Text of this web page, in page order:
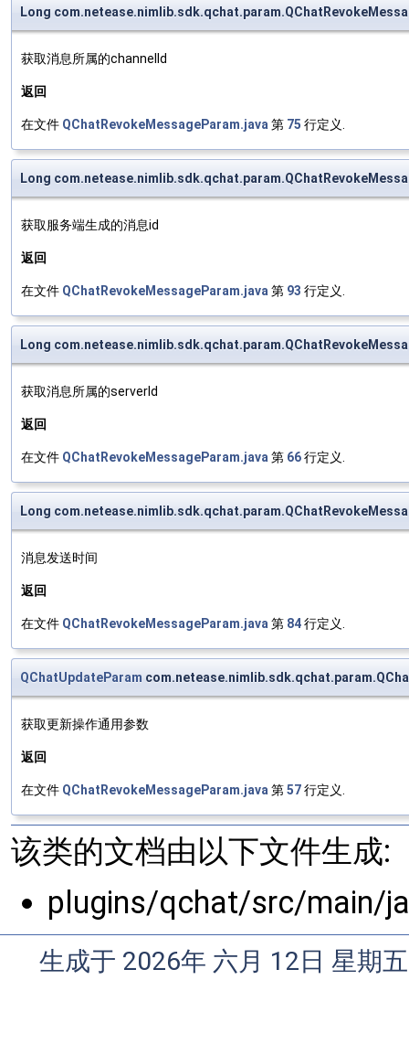
Long
获取消息所属的channelId
返回
在文件 QChatRevokeMessageParam.java 第 75 行定义.
Long
获取服务端生成的消息id
返回
在文件 QChatRevokeMessageParam.java 第 93 行定义.
Long
获取消息所属的serverId
返回
在文件 QChatRevokeMessageParam.java 第 66行定义.
Long
消息发送时间
返回
在文件 QChatRevokeMessageParam.java 第 84行定义.
QChatUpdateParam
获取更新操作通用参数
返回
在文件 QChatRevokeMessageParam.java 第57行定义.
该类的文档由以下文件生成:
plugins/qchat/src/main/
生成于 2026年 六月 12日 星期